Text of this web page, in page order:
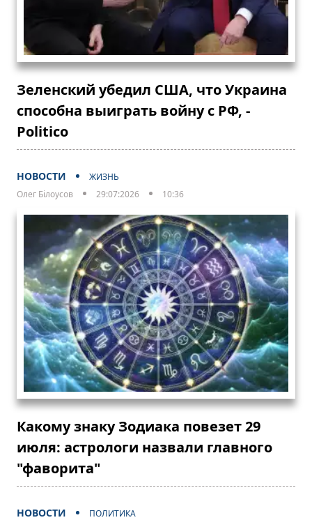
Зеленский убедил США, что Украина
способна выиграть войну с РФ, -
Politico
НОВОСТИ
ЖИЗНЬ
Олег Білоусов
29:07:2026 10:36
Какому знаку Зодиака повезет 29
июля: астрологи назвали главного
"фаворита"
НОВОСТИ
ПОЛИТИКА